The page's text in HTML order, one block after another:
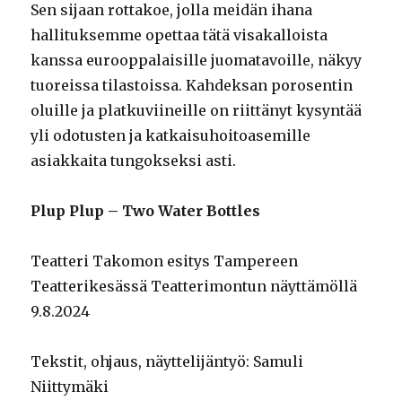
Sen sijaan rottakoe, jolla meidän ihana
hallituksemme opettaa tätä visakalloista
kanssa eurooppalaisille juomatavoille, näkyy
tuoreissa tilastoissa. Kahdeksan porosentin
oluille ja platkuviineille on riittänyt kysyntää
yli odotusten ja katkaisuhoitoasemille
asiakkaita tungokseksi asti.
Plup Plup – Two Water Bottles
Teatteri Takomon esitys Tampereen
Teatterikesässä Teatterimontun näyttämöllä
9.8.2024
Tekstit, ohjaus, näyttelijäntyö: Samuli
Niittymäki